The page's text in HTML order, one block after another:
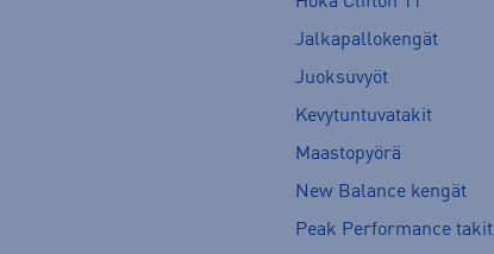
Jalkapallokengät
Juoksuvyöt
Kevytuntuvatakit
Maastopyörä
New Balance kengät
Peak Performance takit